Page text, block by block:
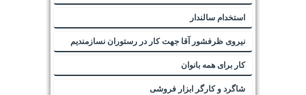
استخدام سالندار
نیروی ظرفشور آقا جهت کار در رستوران نسازمندیم
کار برای همه بانوان
شاگرد و کارگر ابزار فروشی